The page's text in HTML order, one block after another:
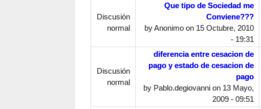
Discusión
normal
Que tipo de Sociedad me
Conviene???
byAnonimoon 15 Octubre, 2010
- 19:31
Discusión
normal
diferencia entre cesacion de
pago y estado de cesacion de
pago
by Pablo.degiovannion 13 Mayo,
2009 - 09:51